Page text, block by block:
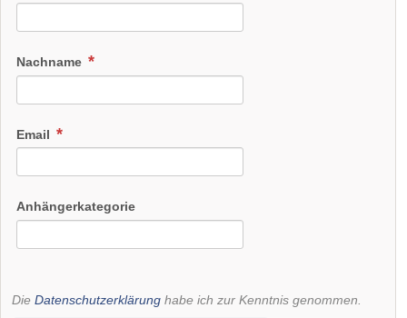
Nachname
Email
Anhängerkategorie
Die Datenschutzerklärung habe ich zur Kenntnis genommen.